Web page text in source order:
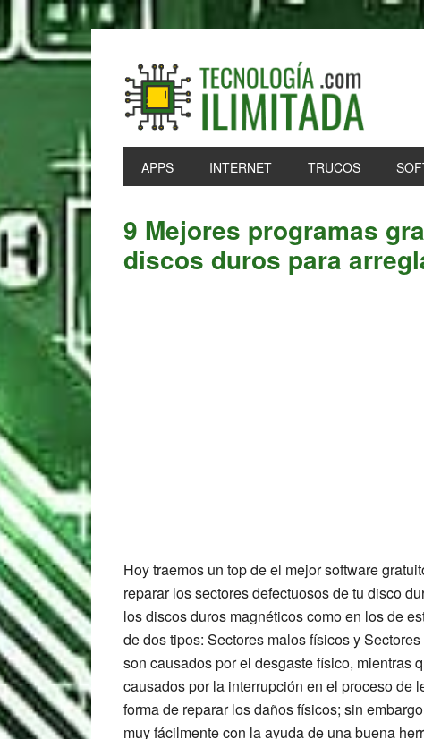
Skip
to
primary
Skip
to
main
Skip
to
primary
Skip
to
footer
APPS INTERNET TRUCOS
9 Mejores programas
discos duros para
Hoy traemos un top de el mejor software
reparar los sectores defectuosos de tu disco
los discos duros magnéticos como en los de
de dos tipos: Sectores malos físicos y
son causados por el desgaste físico, mientras
causados por la interrupción en el proceso de
forma de reparar los daños físicos; sin
muy fácilmente con la ayuda de una buena